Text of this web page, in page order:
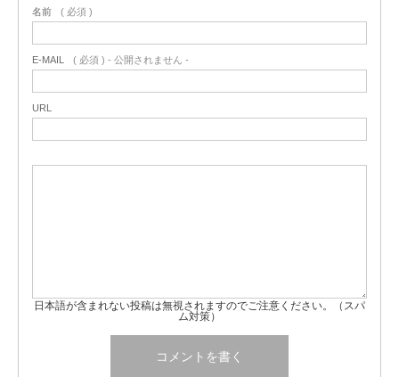
名前 ( 必須 )
E-MAIL ( 必須 ) - 公開されません -
URL
日本語が含まれない投稿は無視されますのでご注意ください。（スパ
ム対策）